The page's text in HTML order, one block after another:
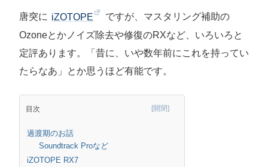
唐突に iZOTOPE
ですが、マスタリング補助の
Ozoneとかノイズ除去や修復のRXなど、いろいろと
定評あります。「昔に、いや数年前にこれを持ってい
たらなあ」とか思うほど有能です。
目次
過渡期のお話
Soundtrack Proなど
iZOTOPE RX7